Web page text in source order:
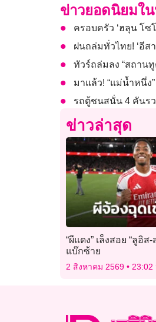
ข่าวยอดนิยมใ
ครอบครัว ‘ฮลุน โซ
ฝนถล่มทั่วไทย! ‘อี
ทัวร์ถล่มลง “สถาน
มาแล้ว! “แม่น้ำหนึ่ง
รถตู้ชนสนั่น 4 คันรว
ข่าวล่าสุด
“ผีแดง” เล็งสอย “ลูอิ
แบ๊กซ้าย
2 สิงหาคม 2569 23:02